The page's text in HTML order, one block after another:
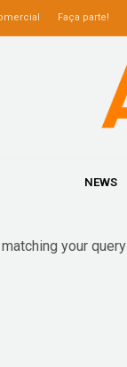
Faça parte!
NEWS
your query